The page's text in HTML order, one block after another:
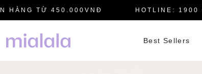
TỪ 450.000VNĐ HOTLINE: 1900
Best Sellers